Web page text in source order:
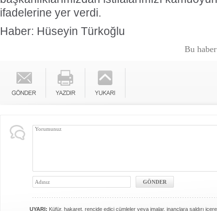
ifadelerine yer verdi.
Haber: Hüseyin Türkoğlu
Bu
UYARI: Küfür, hakaret, rencide edici cümleler veya imalar, inançlara saldırı